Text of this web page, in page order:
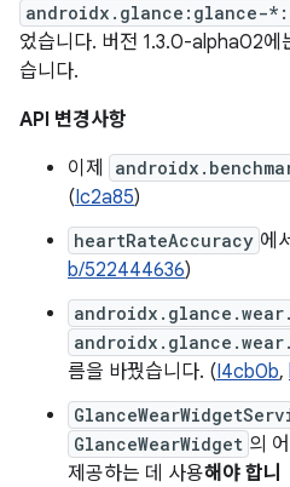
androidx.glance:glance-
었습니다. 버전 1.3.0-alpha02에
습니다.
API 변경사항
이제
(Ic2a85)
heartRateAccuracy 에
b/522444636)
름을 바꿨습니다. (I4cb0b,
GlanceWearWidget 의
제공하는 데 사용해야 합니